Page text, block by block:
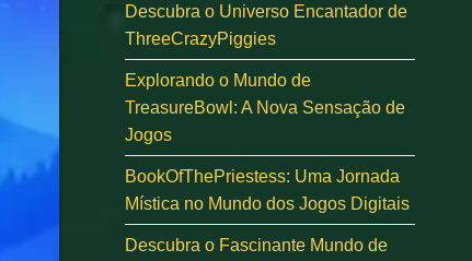
Descubra o Universo Encantador de
ThreeCrazyPiggies
Explorando o Mundo de
TreasureBowl: A Nova Sensação de
Jogos
BookOfThePriestess: Uma Jornada
Mística no Mundo dos Jogos Digitais
Descubra o Fascinante Mundo de